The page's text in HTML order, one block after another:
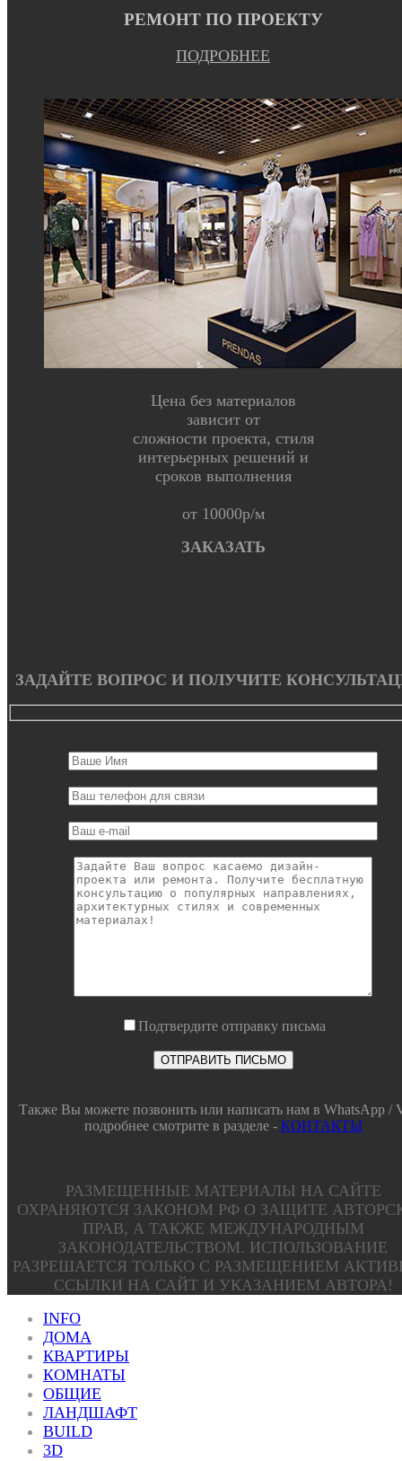
РЕМОНТ ПО ПРОЕКТУ
ПОДРОБНЕЕ
Цена без материалов
зависит от
сложности проекта, стиля
интерьерных решений и
сроков выполнения
от 10000р/м
ЗАКАЗАТЬ
ЗАДАЙТЕ ВОПРОС И ПОЛУЧИТЕ
Подтвердите отправку письма
Также Вы можете позвонить или написать нам в WhatsApp /
подробнее смотрите в разделе - КОНТАКТЫ
РАЗМЕЩЕННЫЕ МАТЕРИАЛЫ НА САЙТЕ
ОХРАНЯЮТСЯ ЗАКОНОМ РФ О ЗАЩИТЕ
ПРАВ, А ТАКЖЕ МЕЖДУНАРОДНЫМ
ЗАКОНОДАТЕЛЬСТВОМ. ИСПОЛЬЗОВАНИЕ
РАЗРЕШАЕТСЯ ТОЛЬКО С РАЗМЕЩЕНИЕМ
ССЫЛКИ НА САЙТ И УКАЗАНИЕМ АВТОРА!
INFO
ДОМА
КВАРТИРЫ
КОМНАТЫ
ОБЩИЕ
ЛАНДШАФТ
BUILD
3D